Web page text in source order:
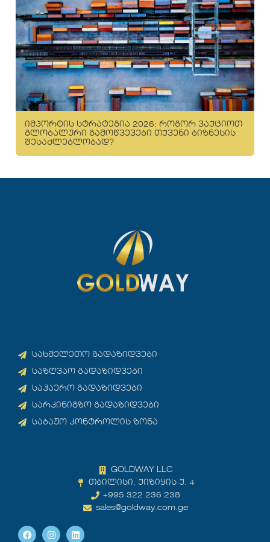
იმპორტის სტრატეგია 2026: როგორ ვაქციოთ
გლობალური გამოწვევები თქვენი ბიზნესის
შესაძლებლობად?
სახმელეთო გადაზიდვები
საზღვაო გადაზიდვები
საჰაერო გადაზიდვები
სარკინიგზო გადაზიდვები
საბაჟო კონტროლის ზონა
GOLDWAY LLC
თბილისი, ქიზიყის ქ. 4
+995 322 236 238
sales@goldway.com.ge